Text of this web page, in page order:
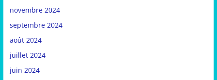
novembre 2024
septembre 2024
août 2024
juillet 2024
juin 2024